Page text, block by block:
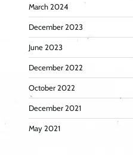
March 2024
December 2023
June 2023
December 2022
October 2022
December 2021
May 2021